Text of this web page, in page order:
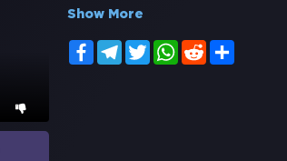
Show More
FacebookTelegramTwitterWhatsApp
Reddit